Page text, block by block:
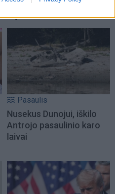
katastrofa – iš tanklaivio
liejasi nafta
Pasaulis
Nusekus Dunojui, iškilo
Antrojo pasaulinio karo
laivai